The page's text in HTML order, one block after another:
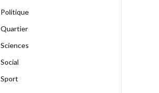
Politique
Quartier
Sciences
Social
Sport